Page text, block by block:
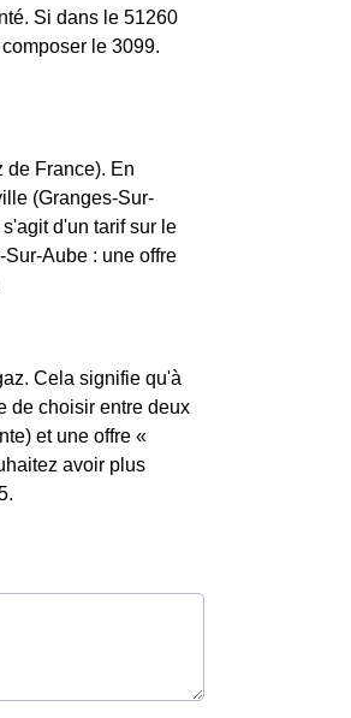
Si dans le 51260
le 3099.
de France). En
(Granges-Sur-
d'un tarif sur le
Aube : une offre
Cela signifie qu'à
de choisir entre deux
et une offre «
avoir plus